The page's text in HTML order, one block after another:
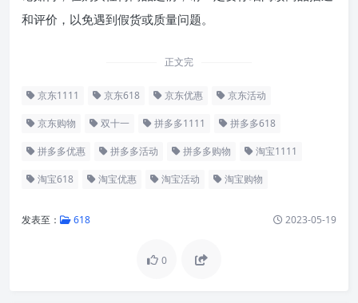
和评价，以免遇到假货或质量问题。
正文完
京东1111 京东618 京东优惠 京东活动
京东购物 双十一 拼多多1111 拼多多618
拼多多优惠 拼多多活动 拼多多购物 淘宝1111
淘宝618 淘宝优惠 淘宝活动 淘宝购物
发表至： 618 2023-05-19
0